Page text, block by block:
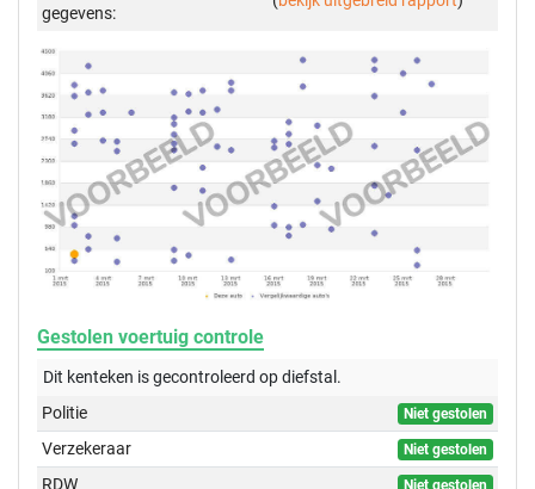
gegevens:
Gestolen voertuig controle
Dit kenteken is gecontroleerd opdiefstal.
Politie
Niet gestolen
Verzekeraar Niet gestolen
RDW